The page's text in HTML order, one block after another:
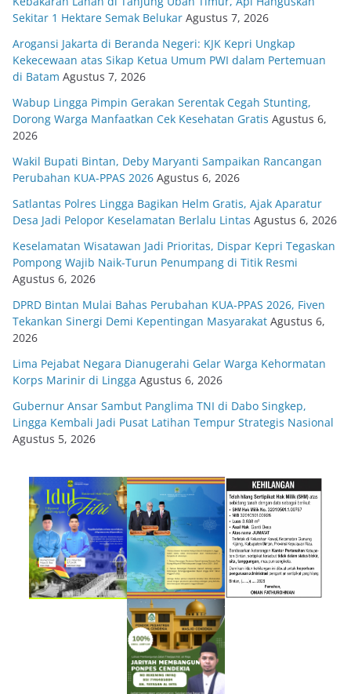
Sekitar 1 Hektare Semak Belukar Agustus 7, 2026
Arogansi Jakarta di Beranda Negeri: KJK Kepri Ungkap
Kekecewaan atas Sikap Ketua Umum PWI dalam Pertemuan
di Batam Agustus 7, 2026
Wabup Lingga Pimpin Gerakan Serentak Cegah Stunting,
Dorong Warga Manfaatkan Cek Kesehatan Gratis Agustus 6,
2026
Wakil Bupati Bintan, Deby Maryanti Sampaikan Rancangan
Perubahan KUA-PPAS 2026 Agustus 6, 2026
Satlantas Polres Lingga Bagikan Helm Gratis, Ajak Aparatur
Desa Jadi Pelopor Keselamatan Berlalu Lintas Agustus 6, 2026
Keselamatan Wisatawan Jadi Prioritas, Dispar Kepri Tegaskan
Pompong Wajib Naik-Turun Penumpang di Titik Resmi
Agustus 6, 2026
DPRD Bintan Mulai Bahas Perubahan KUA-PPAS 2026, Fiven
Tekankan Sinergi Demi Kepentingan Masyarakat Agustus 6,
2026
Lima Pejabat Negara Dianugerahi Gelar Warga Kehormatan
Korps Marinir di Lingga Agustus 6, 2026
Gubernur Ansar Sambut Panglima TNI di Dabo Singkep,
Lingga Kembali Jadi Pusat Latihan Tempur Strategis Nasional
Agustus 5, 2026